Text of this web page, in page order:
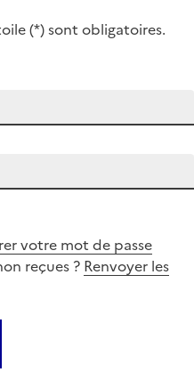
(*) sont obligatoires.
votre mot de passe
reçues ? Renvoyer les